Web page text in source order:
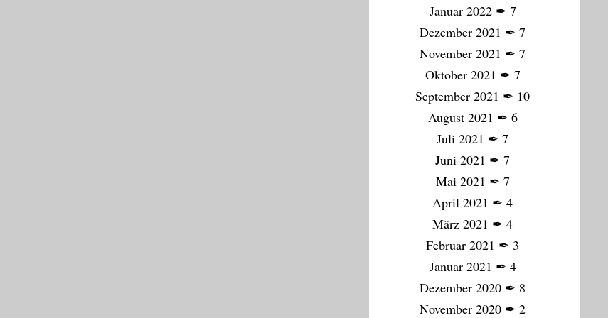
Januar 2022✒ 7
Dezember 2021 ✒ 7
November 2021 ✒ 7
Oktober 2021 ✒ 7
September 2021 ✒ 10
August 2021 ✒ 6
Juli 2021 ✒ 7
Juni 2021 ✒ 7
Mai 2021 ✒ 7
April 2021 ✒ 4
März 2021 ✒ 4
Februar 2021 ✒ 3
Januar 2021 ✒ 4
Dezember 2020 ✒ 8
November 2020 ✒ 2